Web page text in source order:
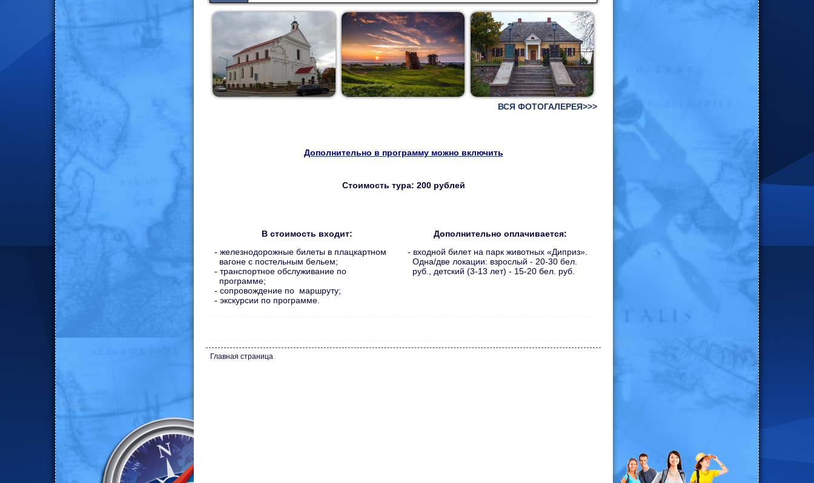
ВСЯ ФОТОГАЛЕРЕЯ>>>
Дополнительно в программу можно включить
Стоимость тура: 200 рублей
В стоимость входит:
- железнодорожные билеты в плацкартном
вагоне с постельным бельем;
- транспортное обслуживание по
программе;
- сопровождение по маршруту;
- экскурсии по программе.
Дополнительно оплачивается:
- входной билет на парк животных «Диприз».
Одна/две локации: взрослый - 20-30 бел.
руб., детский (3-13 лет) - 15-20 бел. руб.
Главная страница